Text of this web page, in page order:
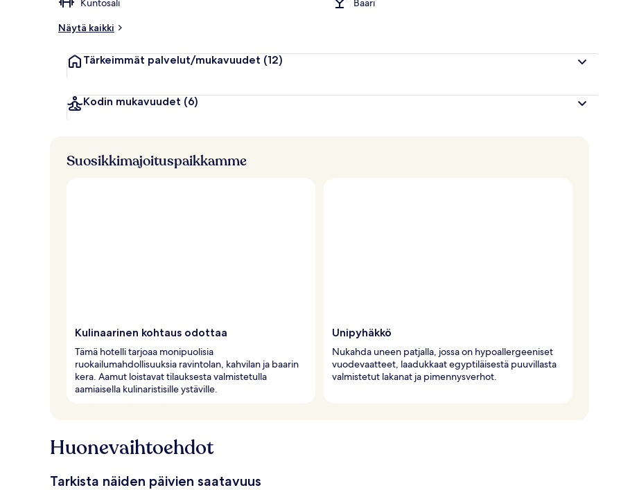
Kuntosali
Baari
Näytä kaikki
Tärkeimmät palvelut/mukavuudet (12)
Kodin mukavuudet (6)
Suosikkimajoituspaikkamme
Kulinaarinen kohtaus odottaa
Tämä hotelli tarjoaa monipuolisia
ruokailumahdollisuuksia ravintolan, kahvilan ja baarin
kera. Aamut loistavat tilauksesta valmistetulla
aamiaisella kulinaristisille ystäville.
Unipyhäkkö
Nukahda uneen patjalla, jossa on hypoallergeeniset
vuodevaatteet, laadukkaat egyptiläisestä puuvillasta
valmistetut lakanat ja pimennysverhot.
Huonevaihtoehdot
Tarkista näiden päivien saatavuus